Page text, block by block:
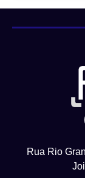
Rua Rio